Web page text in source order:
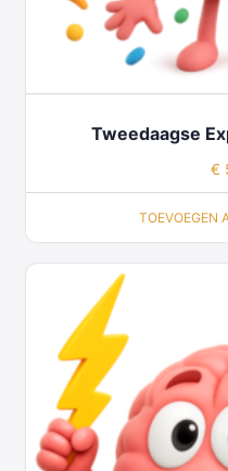
Tweedaagse
€
TOEVOEGEN